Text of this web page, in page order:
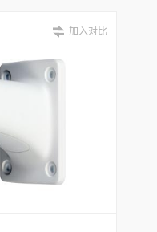
加入对比